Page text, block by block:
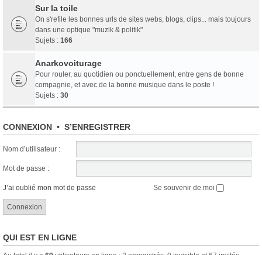
Sur la toile
On s'refile les bonnes urls de sites webs, blogs, clips... mais toujours
dans une optique "muzik & politik"
Sujets : 166
Anarkovoiturage
Pour rouler, au quotidien ou ponctuellement, entre gens de bonne
compagnie, et avec de la bonne musique dans le poste !
Sujets : 30
CONNEXION • S’ENREGISTRER
Nom d’utilisateur :
Mot de passe :
J’ai oublié mon mot de passe Se souvenir de moi
QUI EST EN LIGNE